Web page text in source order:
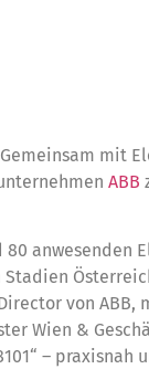
mit
ABB
80 anwesenden
von
Wien &
– praxisnah